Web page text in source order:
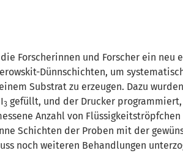
Forscherinnen und Forscher ein neu
Dünnschichten, um
Substrat zu erzeugen. Dazu
3 gefüllt, und der Drucker
Anzahl von Flüssigkeitströpfchen
Schichten der Proben mit der
noch weiteren Behandlungen